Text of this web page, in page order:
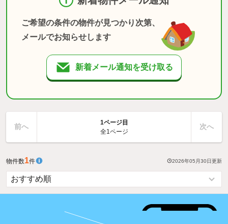
ご希望の条件の物件が見つかり次第、
メールでお知らせします
新着メール通知を受け取る
前へ
1ページ目
全1ページ
次へ
物件数1件 2026年05月30日更新